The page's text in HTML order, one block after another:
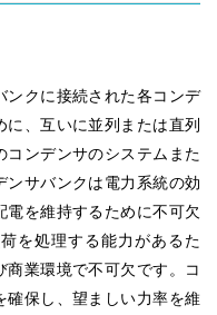
ンクに接続された各コンデ
、互いに並列または直列
ンデンサのシステムまた
サバンクは電力系統の効
を維持するために不可欠
を処理する能力があるた
業環境で不可欠です。コ
確保し、望ましい力率を維